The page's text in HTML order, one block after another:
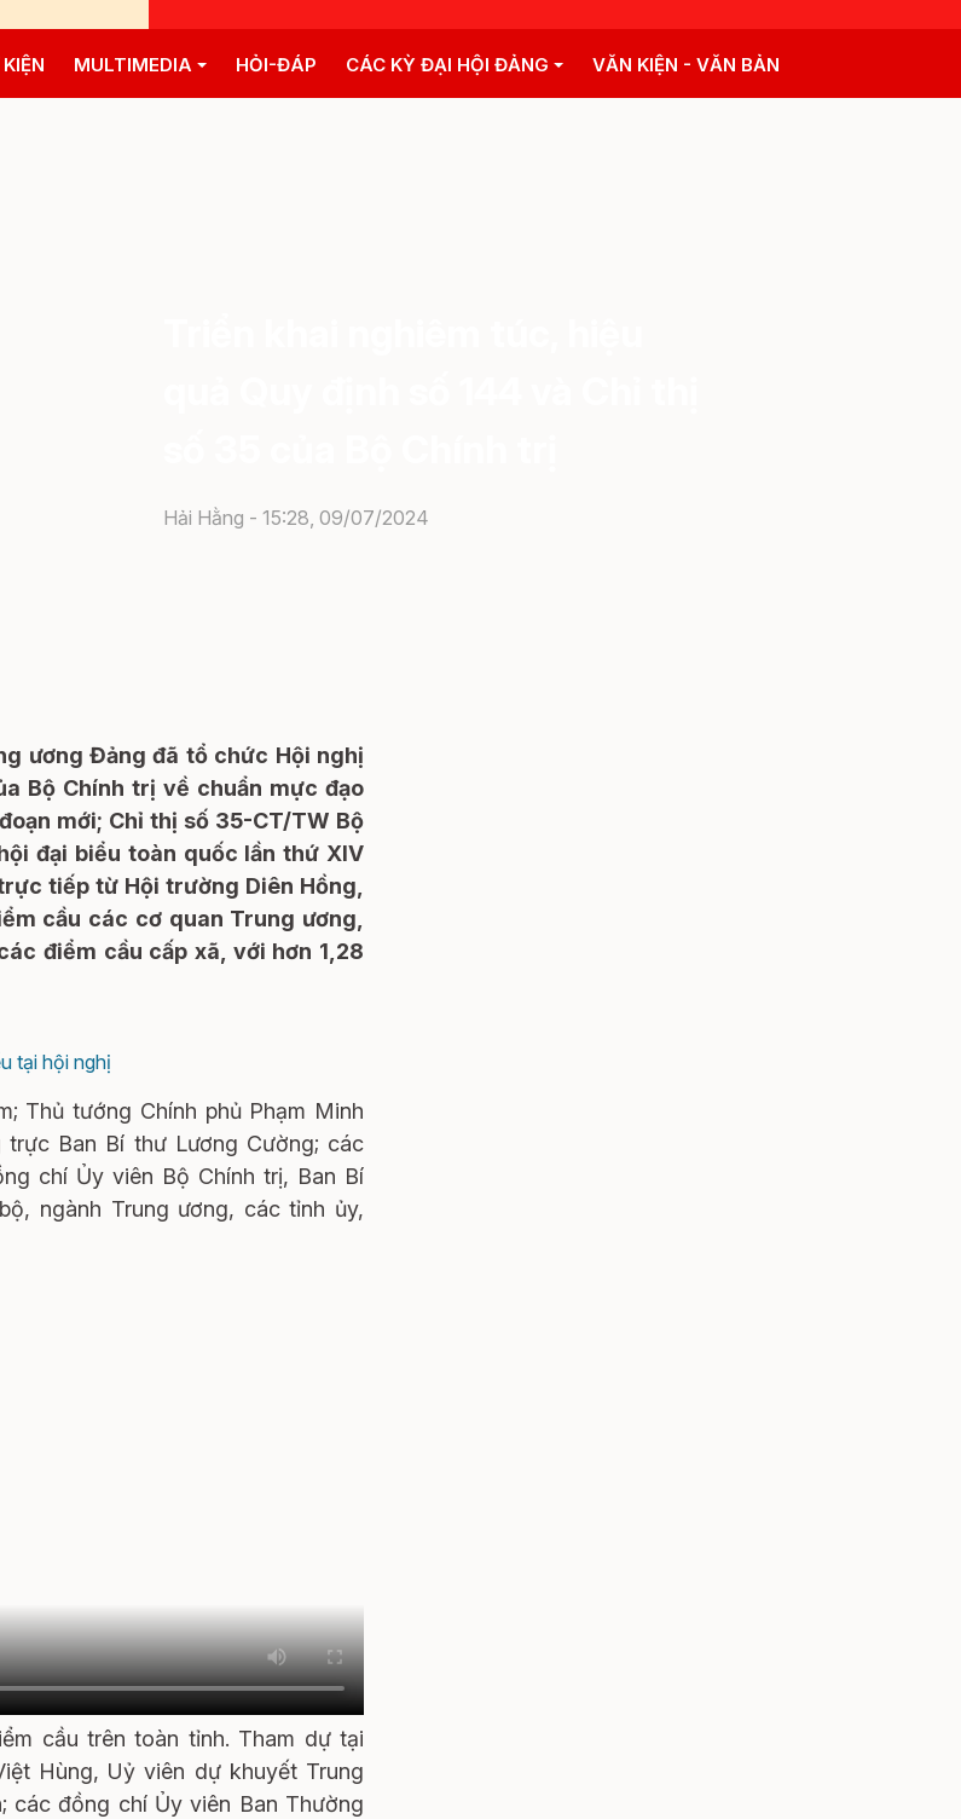
MULTIMEDIA HỎI-ĐÁP CÁC KỲ ĐẠI HỘI ĐẢNG VĂN KIỆN - VĂN BẢN
Hải Hằng - 15:28, 09/07/2024
ương Đảng đã tổ chức Hội nghị
Bộ Chính trị về chuẩn mực đạo
mới; Chỉ thị số 35-CT/TW Bộ
đại biểu toàn quốc lần thứ XIV
tiếp từ Hội trường Diên Hồng,
cầu các cơ quan Trung ương,
điểm cầu cấp xã, với hơn 1,28
tại hội nghị
Thủ tướng Chính phủ Phạm Minh
trực Ban Bí thư Lương Cường; các
chí Ủy viên Bộ Chính trị, Ban Bí
ngành Trung ương, các tỉnh ủy,
cầu trên toàn tỉnh. Tham dự tại
Hùng, Uỷ viên dự khuyết Trung
các đồng chí Ủy viên Ban Thường